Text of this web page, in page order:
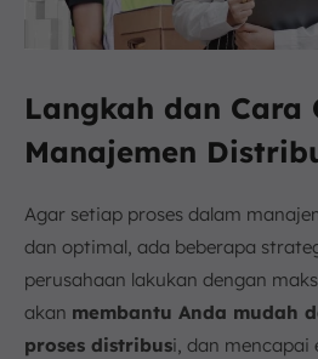
Langkah dan Cara
Manajemen
Agar setiap proses dalam
dan optimal, ada beberapa
perusahaan lakukan dengan
akan membantu Anda mudah
proses distribusi, dan mencapai